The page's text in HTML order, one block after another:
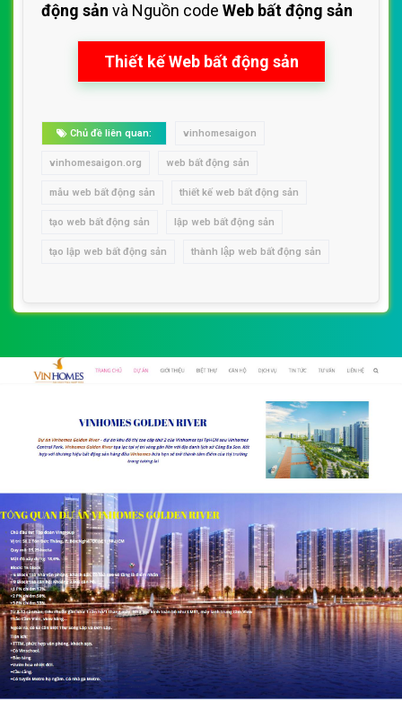
động sản và Nguồn code Web bất động sản
Thiết kế Web bất động sản
Chủ đề liên quan: vinhomesaigon
vinhomesaigon.org web bất động sản
mẫu web bất động sản thiết kế web bất động sản
tạo web bất động sản lập web bất động sản
tạo lập web bất động sản thành lập web bất động sản